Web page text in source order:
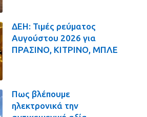
ΔΕΗ: Τιμές ρεύματος
Αυγούστου 2026 για
ΠΡΑΣΙΝΟ, ΚΙΤΡΙΝΟ, ΜΠΛΕ
Πως βλέπουμε
ηλεκτρονικά την